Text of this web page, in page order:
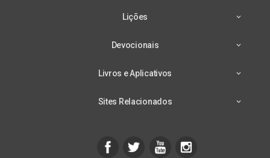
Lições
Devocionais
Livros e Aplicativos
Sites Relacionados